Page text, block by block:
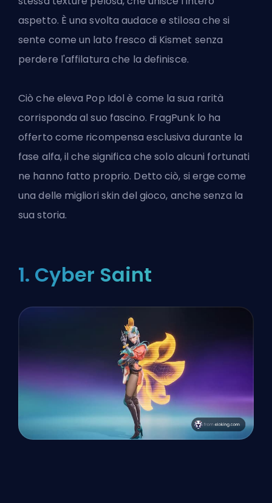
aspetto. È una svolta audace e stilosa che si
sente come un lato fresco di Kismet senza
perdere l'affilatura che la definisce.
Ciò che eleva Pop Idol è come la sua rarità
corrisponda al suo fascino. FragPunk lo ha
offerto come ricompensa esclusiva durante la
fase alfa, il che significa che solo alcuni fortunati
ne hanno fatto proprio. Detto ciò, si erge come
una delle migliori skin del gioco, anche senza la
sua storia.
1. Cyber Saint